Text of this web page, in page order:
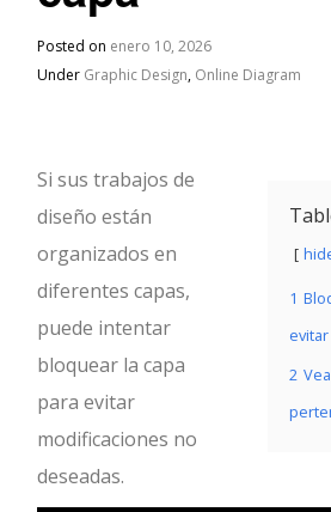
Posted on enero 10, 2026
Under Graphic Design, Online Diagram
1
2
Si sus trabajos de
diseño están
organizados en
diferentes capas,
puede intentar
bloquear la capa
para evitar
modificaciones no
deseadas.